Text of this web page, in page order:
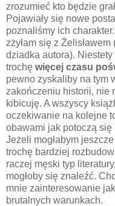
zrozumieć kto będzie
Pojawiały się nowe
poznaliśmy ich
zżyłam się z
dziadka autora).
trochę więcej czasu
pewno zyskaliby na tym
zakończeniu historii, nie
kibicuję. A wszyscy
oczekiwanie na kolejne
obawami jak potoczą
Jeżeli mogłabym
trochę bardziej
raczej męski typ
mogłoby się znaleźć.
mnie zainteresowanie
brutalnych warunkach.